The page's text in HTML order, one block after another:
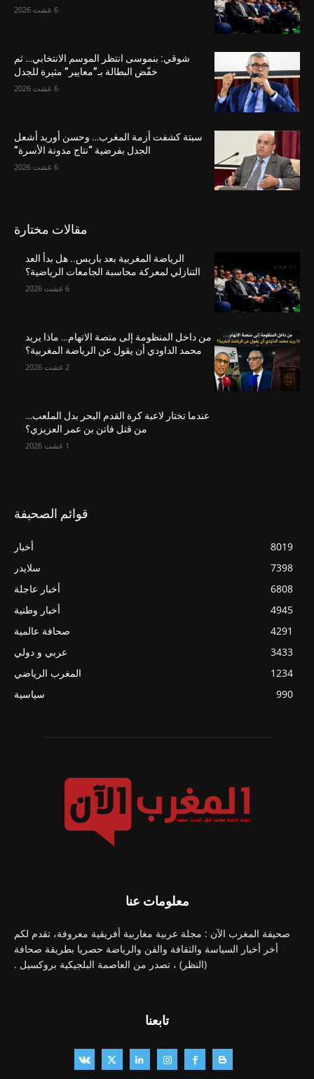
6 غشت 2026
شوقي: بنموسى انتظر الموسم الانتخابي… ثم
خفّض البطالة بـ”معايير” مثيرة للجدل
6 غشت 2026
سبتة كشفت أزمة المغرب… وحسن أوريد أشعل
الجدل بفرضية “نتاج مدونة الأسرة”
6 غشت 2026
مقالات مختارة
الرياضة المغربية بعد باريس.. هل بدأ العد
التنازلي لمعركة محاسبة الجامعات الرياضية؟
6 غشت 2026
من داخل المنظومة إلى منصة الاتهام… ماذا يريد
محمد الداودي أن يقول عن الرياضة المغربية؟
2 غشت 2026
عندما تختار لاعبة كرة القدم البحر بدل الملعب…
من قتل فاتن بن عمر العزيزي؟
1 غشت 2026
قوائم الصحيفة
أخبار
8019
سلايدر
7398
أخبار عاجلة
6808
أخبار وطنية
4945
صحافة عالمية
4291
عربي و دولي
3433
المغرب الرياضي
1234
سياسية
990
معلومات عنا
صحيفة المغرب الآن : مجلة عربية مغاربية أفريقية معروفة، تقدم لكم
أخر أخبار السياسة والثقافة والفن والرياضة حصريا بطريقة صحافة
(النظر) ، تصدر من العاصمة البلجيكية بروكسيل .
تابعنا